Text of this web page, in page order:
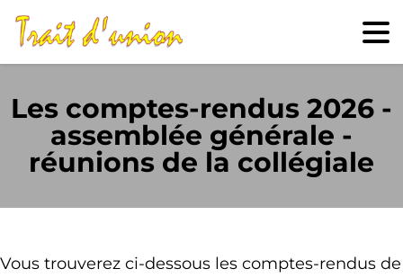
Les comptes-rendus 2026 -
assemblée générale -
réunions de la collégiale
Vous trouverez ci-dessous les comptes-rendus de